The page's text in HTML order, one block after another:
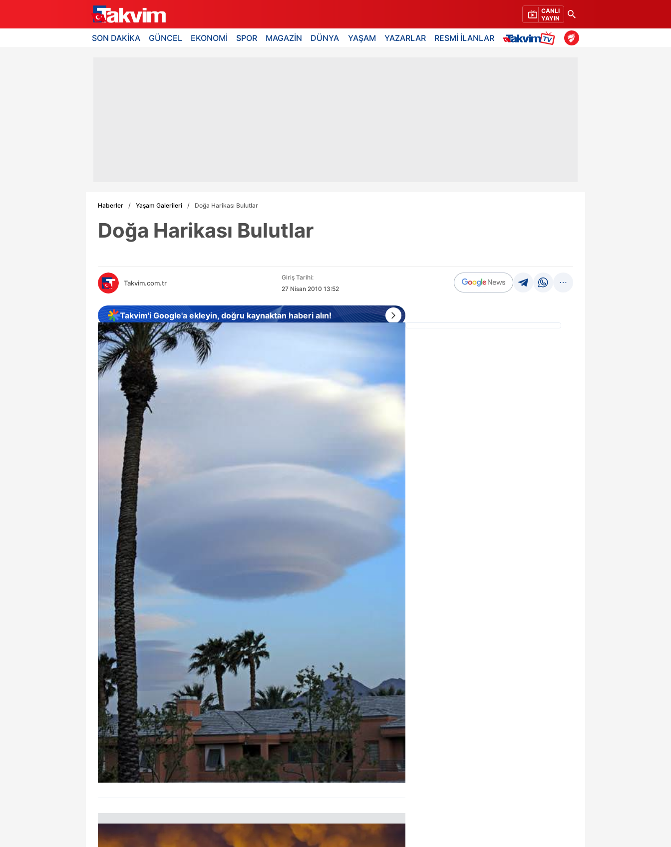
CANLI
YAYIN
SON DAKİKA GÜNCEL EKONOMİ SPOR MAGAZİN DÜNYA YAŞAM YAZARLAR RESMİ İLANLAR
Haberler Yaşam Galerileri Doğa Harikası Bulutlar
Doğa Harikası Bulutlar
Takvim.com.tr
Giriş Tarihi:
27 Nisan 2010 13:52
Takvim'i Google'a ekleyin, doğru kaynaktan haberi alın!